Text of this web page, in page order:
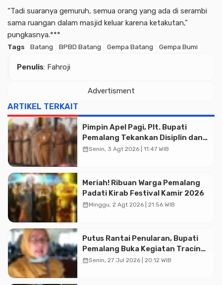
“Tadi suaranya gemuruh, semua orang yang ada di serambi
sama ruangan dalam masjid keluar karena ketakutan,”
pungkasnya.***
Tags Batang BPBD Batang Gempa Batang Gempa Bumi
Penulis: Fahroji
Advertisment
ARTIKEL TERKAIT
Pimpin Apel Pagi, Plt. Bupati
Pemalang Tekankan Disiplin dan
Soliditas ASN untuk Pelayanan
calendar_monthSenin, 3 Agt 2026 | 11:47 WIB
Meriah! Ribuan Warga Pemalang
Padati Kirab Festival Kamir 2026
calendar_monthMinggu, 2 Agt 2026 | 21:56 WIB
Putus Rantai Penularan, Bupati
Pemalang Buka Kegiatan Tracing
TBC Terintegrasi di Mulyoharjo
calendar_monthSenin, 27 Jul 2026 | 20:12 WIB